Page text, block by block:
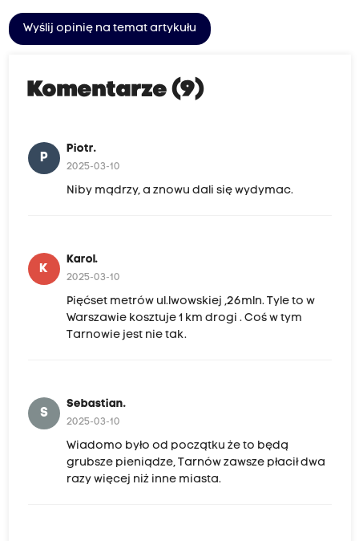
Wyślij opinię na temat artykułu
Komentarze (9)
P
Piotr.
2025-03-10
Niby mądrzy, a znowu dali się wydymac.
K
Karol.
2025-03-10
Pięćset metrów ul.lwowskiej ,26mln. Tyle to w
Warszawie kosztuje 1 km drogi . Coś w tym
Tarnowie jest nie tak.
S
Sebastian.
2025-03-10
Wiadomo było od początku że to będą
grubsze pieniądze, Tarnów zawsze płacił dwa
razy więcej niż inne miasta.